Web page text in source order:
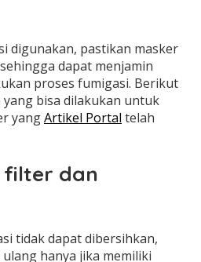
digunakan, pastikan masker
dapat menjamin
proses fumigasi. Berikut
bisa dilakukan untuk
yangArtikel Portal telah
filter dan
tidak dapat dibersihkan,
hanya jika memiliki